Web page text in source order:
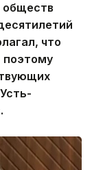
обществ
что
поэтому